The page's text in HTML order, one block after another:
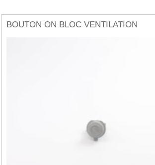
BOUTON ON BLOC VENTILATION